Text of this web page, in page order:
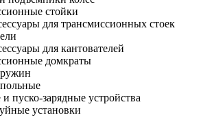
стойки
для трансмиссионных стоек
для кантователей
домкраты
пуско-зарядные устройства
установки